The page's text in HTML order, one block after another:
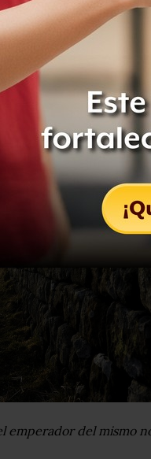
hechos de cuerode la
una fortificación
y Escocia.
emperador del mismo